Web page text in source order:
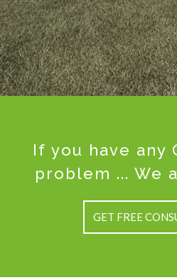
If you have any
problem ... We
GET FREE